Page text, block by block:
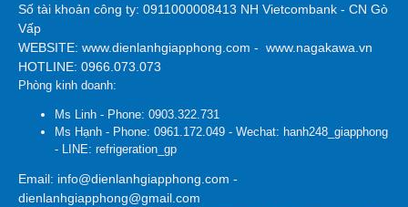
Số tài khoản công ty: 0911000008413 NH Vietcombank - CN Gò
Vấp
WEBSITE: www.dienlanhgiapphong.com - www.nagakawa.vn
HOTLINE: 0966.073.073
Phòng kinh doanh:
Ms Linh - Phone: 0903.322.731
Ms Hạnh - Phone: 0961.172.049 - Wechat: hanh248_giapphong
- LINE: refrigeration_gp
Email: info@dienlanhgiapphong.com -
dienlanhgiapphong@gmail.com